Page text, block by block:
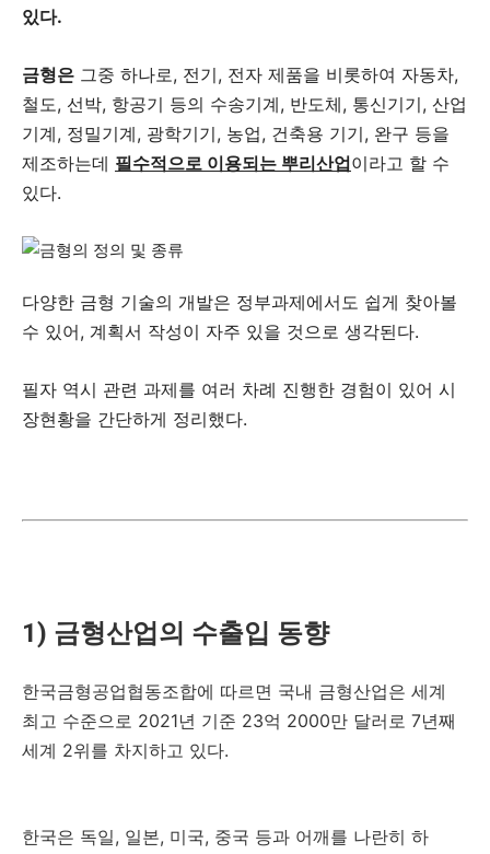
있다.
금형은 그중 하나로, 전기, 전자 제품을 비롯하여 자동차,
철도, 선박, 항공기 등의 수송기계, 반도체, 통신기기, 산업
기계, 정밀기계, 광학기기, 농업, 건축용 기기, 완구 등을
제조하는데 필수적으로 이용되는 뿌리산업이라고 할 수
있다.
다양한 금형 기술의 개발은 정부과제에서도 쉽게 찾아볼
수 있어, 계획서 작성이 자주 있을 것으로 생각된다.
필자 역시 관련 과제를 여러 차례 진행한 경험이 있어 시
장현황을 간단하게 정리했다.
1) 금형산업의 수출입 동향
한국금형공업협동조합에 따르면 국내 금형산업은 세계
최고 수준으로 2021년 기준 23억 2000만 달러로 7년째
세계 2위를 차지하고 있다.
한국은 독일, 일본, 미국, 중국 등과 어깨를 나란히 하